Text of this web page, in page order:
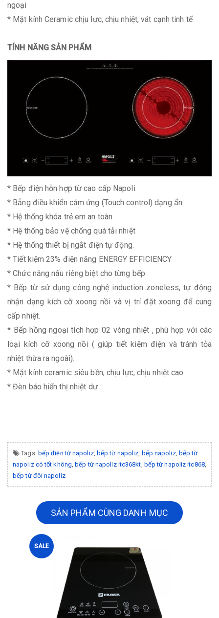
ngoại
* Mặt kính Ceramic chịu lực, chịu nhiệt, vát cạnh tinh tế
TÍNH NĂNG SẢN PHẨM
* Bếp điện hỗn hợp từ cao cấp Napoli
* Bẳng điều khiển cảm ứng (Touch control) dạng ẩn.
* Hệ thống khóa trẻ em an toàn
* Hệ thống bảo vệ chống quá tải nhiệt
* Hệ thống thiết bị ngắt điện tự động.
* Tiết kiệm 23% điện năng ENERGY EFFICIENCY
* Chức năng nấu riêng biệt cho từng bếp
* Bếp từ sử dụng công nghệ induction zoneless, tự động
nhận dạng kích cỡ xoong nồi và vị trí đặt xoong để cung
cấp nhiệt.
* Bếp hồng ngoại tích hợp 02 vòng nhiệt , phù hợp với các
loại kích cỡ xoong nồi ( giúp tiết kiệm điện và tránh tỏa
nhiệt thừa ra ngoài).
* Mặt kính ceramic siêu bền, chịu lực, chịu nhiệt cao
* Đèn báo hiển thị nhiệt dư
Tags: bếp điện từ napoliz, bếp từ napoliz bếp napoliz, bếp từ
napoliz có tốt không bếp từ napoliz itc368kt bếp từ napoliz itc868,
bếp từ đôi napoliz
SẢN PHẨM CÙNG DANH MỤC
SALE